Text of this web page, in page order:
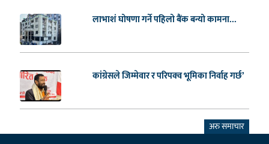
लाभाशं घोषणा गर्ने पहिलो बैंक बन्यो कामना...
कांग्रेसले जिम्मेवार र परिपक्व भूमिका निर्वाह गर्छ’
अरु समाचार